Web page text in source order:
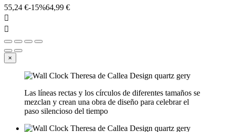
55,24 €-15%64,99 €


×
Las líneas rectas y los círculos de diferentes tamaños se
mezclan y crean una obra de diseño para celebrar el
paso silencioso del tiempo